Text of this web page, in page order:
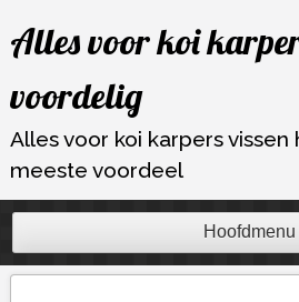
naar
inhoud
Alles voor koi
voordelig
Alles voor koi karpers
meeste voordeel
Hoofdmenu